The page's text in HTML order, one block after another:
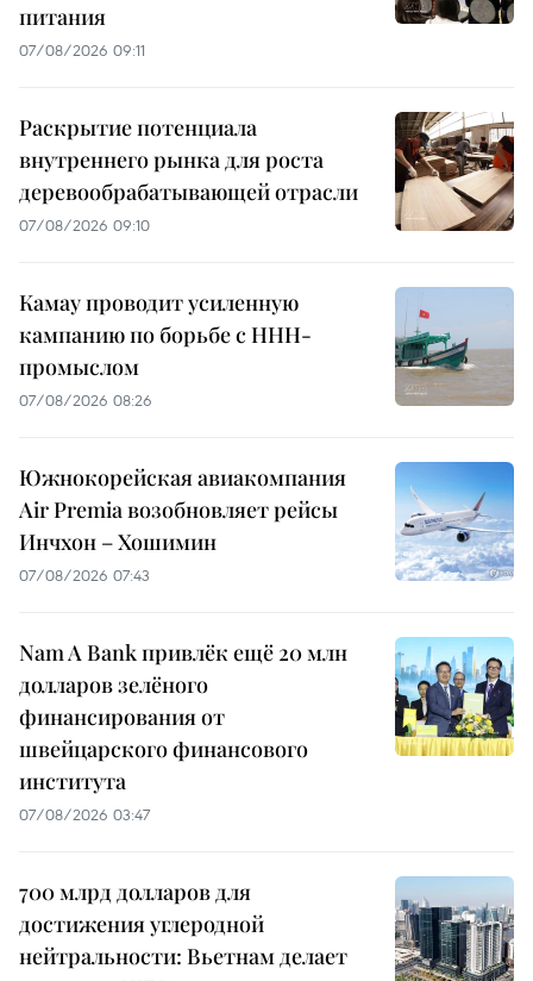
питания
07/08/2026 09:11
Раскрытие потенциала
внутреннего рынка для роста
деревообрабатывающей отрасли
07/08/2026 09:10
Камау проводит усиленную
кампанию по борьбе с ННН-
промыслом
07/08/2026 08:26
Южнокорейская авиакомпания
Air Premia возобновляет рейсы
Инчхон – Хошимин
07/08/2026 07:43
Nam A Bank привлёк ещё 20 млн
долларов зелёного
финансирования от
швейцарского финансового
института
07/08/2026 03:47
700 млрд долларов для
достижения углеродной
нейтральности: Вьетнам делает